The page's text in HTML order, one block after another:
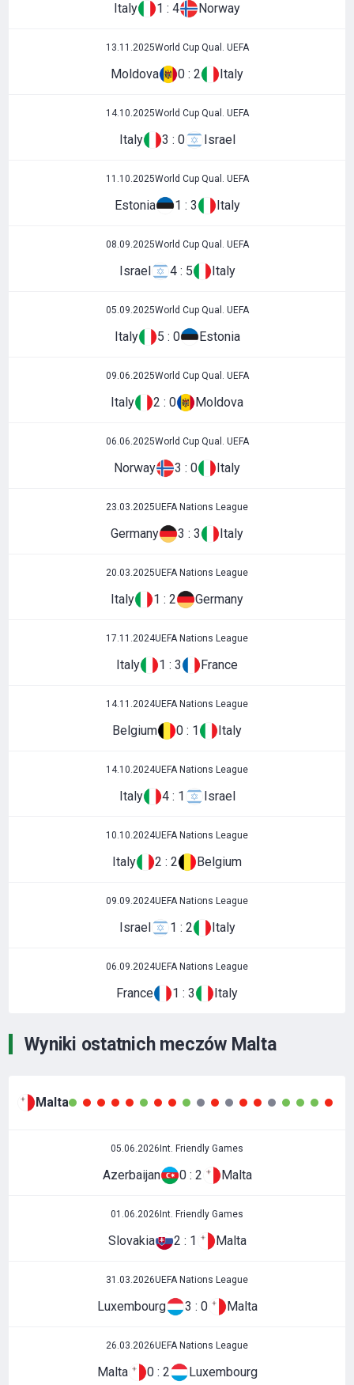
Italy 1 : 4 Norway
13.11.2025World Cup Qual. UEFA
Moldova 0 : 2 Italy
14.10.2025World Cup Qual. UEFA
Italy 3 : 0 Israel
11.10.2025World Cup Qual. UEFA
Estonia 1 : 3 Italy
08.09.2025World Cup Qual. UEFA
Israel 4 : 5 Italy
05.09.2025World Cup Qual. UEFA
Italy 5 : 0 Estonia
09.06.2025World Cup Qual. UEFA
Italy 2 : 0 Moldova
06.06.2025World Cup Qual. UEFA
Norway 3 : 0 Italy
23.03.2025UEFA Nations League
Germany 3 : 3 Italy
20.03.2025UEFA Nations League
Italy 1 : 2 Germany
17.11.2024UEFA Nations League
Italy 1 : 3 France
14.11.2024UEFA Nations League
Belgium 0 : 1 Italy
14.10.2024UEFA Nations League
Italy 4 : 1 Israel
10.10.2024UEFA Nations League
Italy 2 : 2 Belgium
09.09.2024UEFA Nations League
Israel 1 : 2 Italy
06.09.2024UEFA Nations League
France 1 : 3 Italy
Wyniki ostatnich meczów Malta
Malta
05.06.2026 Int. Friendly Games
Azerbaijan 0 : 2 Malta
01.06.2026 Int. Friendly Games
Slovakia 2 : 1 Malta
31.03.2026UEFA Nations League
Luxembourg 3 : 0 Malta
26.03.2026UEFA Nations League
Malta 0 : 2 Luxembourg